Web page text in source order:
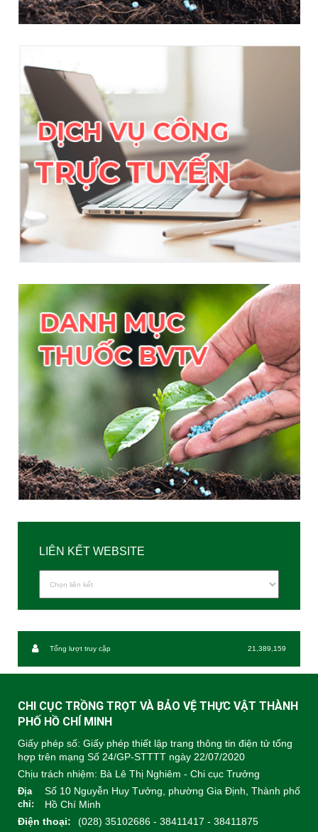
LIÊN KẾT WEBSITE
Tổng lượt truy cập 21,389,159
CHI CỤC TRỒNG TRỌT VÀ BẢO VỆ THỰC VẬT THÀNH
PHỐ HỒ CHÍ MINH
Giấy phép số: Giấy phép thiết lập trang thông tin điện tử tổng
hợp trên mạng Số 24/GP-STTTT ngày 22/07/2020
Chịu trách nhiệm: Bà Lê Thị Nghiêm - Chi cục Trưởng
Địa
chỉ:
Số 10 Nguyễn Huy Tưởng, phường Gia Định, Thành phố
Hồ Chí Minh
Điện thoại:
(028) 35102686 - 38411417 - 38411875